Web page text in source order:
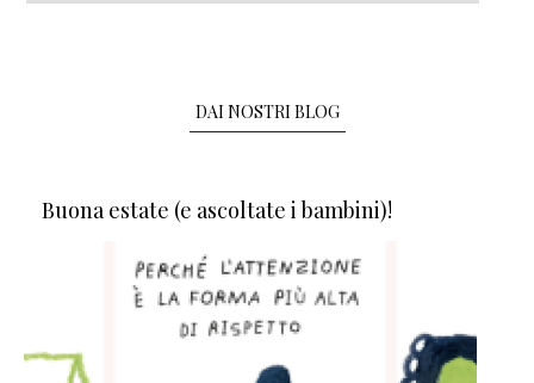
DAI NOSTRI BLOG
Buona estate (e ascoltate i bambini)!